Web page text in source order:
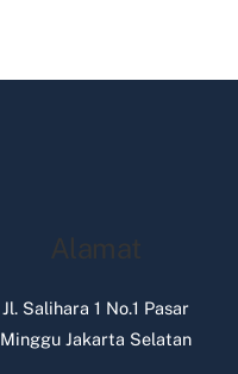
Alamat
Jl. Salihara 1 No.1 Pasar
Minggu Jakarta Selatan